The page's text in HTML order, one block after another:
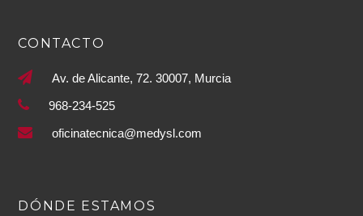
CONTACTO
Av. de Alicante, 72. 30007, Murcia
968-234-525
oficinatecnica@medysl.com
DÓNDE ESTAMOS